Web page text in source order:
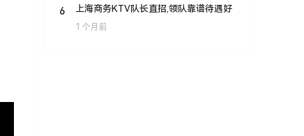
6 上海商务KTV队长直招,领队靠谱待遇好
1 个月前